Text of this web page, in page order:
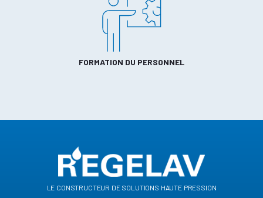
FORMATION DU PERSONNEL
le constructeur de solutions haute pression